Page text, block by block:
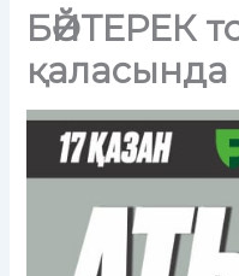
БӘЙТЕРЕК
қаласында